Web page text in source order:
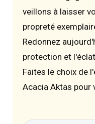
veillons à laisser
propreté
Redonnez
protection et
Faites le choix de
Acacia Aktas pour